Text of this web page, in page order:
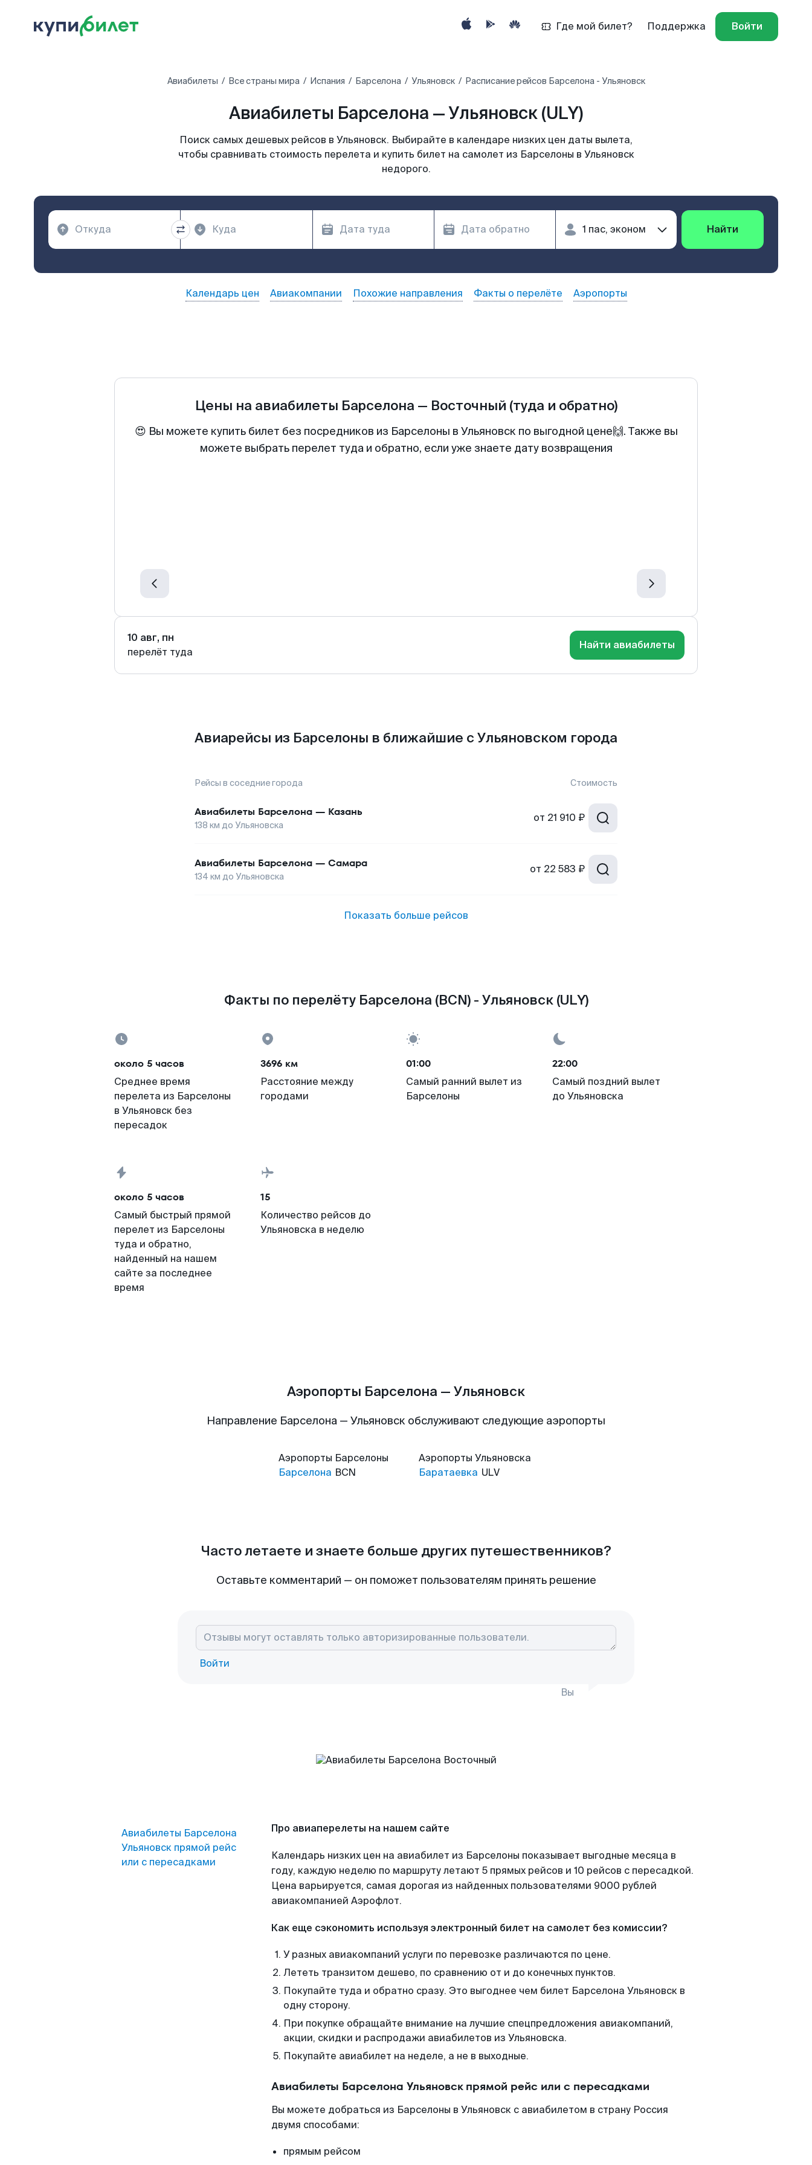
Где мой билет? Поддержка Войти
Авиабилеты Все страны мира Испания Барселона Ульяновск Расписание рейсов Барселона - Ульяновск
Авиабилеты Барселона — Ульяновск (ULY)
Поиск самых дешевых рейсов в Ульяновск. Выбирайте в календаре низких цен даты вылета,
чтобы сравнивать стоимость перелета и купить билет на самолет из Барселоны в Ульяновск
недорого.
Найти
Календарь цен Авиакомпании Похожие направления Факты о перелёте Аэропорты
Цены на авиабилеты Барселона — Восточный (туда и обратно)
😍 Вы можете купить билет без посредников из Барселоны в Ульяновск по выгодной цене🙌. Также вы
можете выбрать перелет туда и обратно, если уже знаете дату возвращения
10 авг, пн
перелёт туда
Найти авиабилеты
Авиарейсы из Барселоны в ближайшие с Ульяновском города
Рейсы в соседние города Стоимость
Авиабилеты Барселона — Казань
138 км до Ульяновска
от 21 910 ₽
Авиабилеты Барселона — Самара
134 км до Ульяновска
от 22 583 ₽
Показать больше рейсов
Факты по перелёту Барселона (BCN) - Ульяновск (ULY)
около 5 часов
Среднее время
перелета из Барселоны
в Ульяновск без
пересадок
3696 км
Расстояние между
городами
01:00
Самый ранний вылет из
Барселоны
22:00
Самый поздний вылет
до Ульяновска
около 5 часов
Самый быстрый прямой
перелет из Барселоны
туда и обратно,
найденный на нашем
сайте за последнее
время
15
Количество рейсов до
Ульяновска в неделю
Аэропорты Барселона — Ульяновск
Направление Барселона — Ульяновск обслуживают следующие аэропорты
Аэропорты Барселоны
Барселона BCN
Аэропорты Ульяновска
Баратаевка ULV
Часто летаете и знаете больше других путешественников?
Оставьте комментарий — он поможет пользователям принять решение
Войти
Вы
Авиабилеты Барселона
Ульяновск прямой рейс
или с пересадками
Про авиаперелеты на нашем сайте
Календарь низких цен на авиабилет из Барселоны показывает выгодные месяца в
году, каждую неделю по маршруту летают 5 прямых рейсов и 10 рейсов с пересадкой.
Цена варьируется, самая дорогая из найденных пользователями 9000 рублей
авиакомпанией Аэрофлот.
Как еще сэкономить используя электронный билет на самолет без комиссии?
У разных авиакомпаний услуги по перевозке различаются по цене.
Лететь транзитом дешево, по сравнению от и до конечных пунктов.
Покупайте туда и обратно сразу. Это выгоднее чем билет Барселона Ульяновск в
одну сторону.
При покупке обращайте внимание на лучшие спецпредложения авиакомпаний,
акции, скидки и распродажи авиабилетов из Ульяновска.
Покупайте авиабилет на неделе, а не в выходные.
Авиабилеты Барселона Ульяновск прямой рейс или с пересадками
Вы можете добраться из Барселоны в Ульяновск с авиабилетом в страну Россия
двумя способами:
прямым рейсом